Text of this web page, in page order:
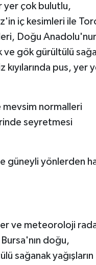
yer çok bulutlu,
iç kesimleri ile
Doğu
ve gök gürültülü
pus, yer
normalleri
seyretmesi
güneyli yönlerden
ve meteoroloji
doğu,
sağanak yağışların